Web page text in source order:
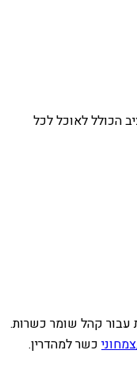
את התקציב הכולל לאוכל לכל
עבור קהל שומר כשרות.
כשר למהדרין.